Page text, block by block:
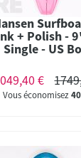
+ Polish -
Single - US
€
Vous économisez